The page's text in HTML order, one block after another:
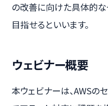
の改善に向けた具体的
目指せるといいます。
ウェビナー概要
本ウェビナーは、AWSの